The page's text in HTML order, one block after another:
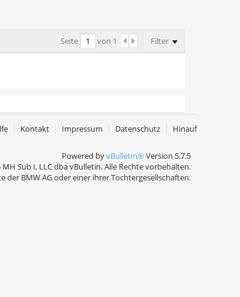
Seite von 1 Filter
Kontakt Impressum Datenschutz Hinauf
Powered byvBulletin®Version 5.7.5
Sub I, LLC dba vBulletin. Alle Rechte vorbehalten.
der BMW AG oder einer ihrer Tochtergesellschaften.